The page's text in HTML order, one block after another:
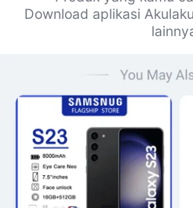
Download aplikasi